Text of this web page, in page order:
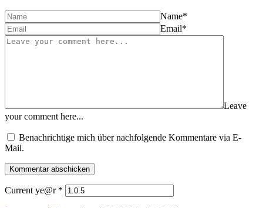
Name*
Email*
Leave
your comment here...
Benachrichtige mich über nachfolgende Kommentare via E-
Mail.
Current ye@r *